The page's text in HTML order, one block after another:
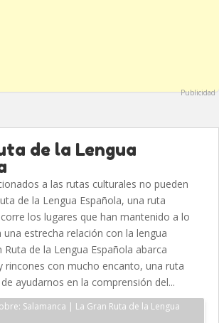
Publicidad
de la Lengua
a las rutas culturales no pueden
de la Lengua Española, una ruta
los lugares que han mantenido a lo
estrecha relación con la lengua
Ruta de la Lengua Española abarca
rincones con mucho encanto, una ruta
ayudarnos en la comprensión del...
la Lengua